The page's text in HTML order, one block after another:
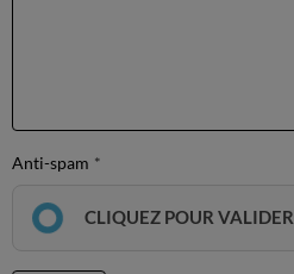
Anti-spam
CLIQUEZ POUR VALIDER